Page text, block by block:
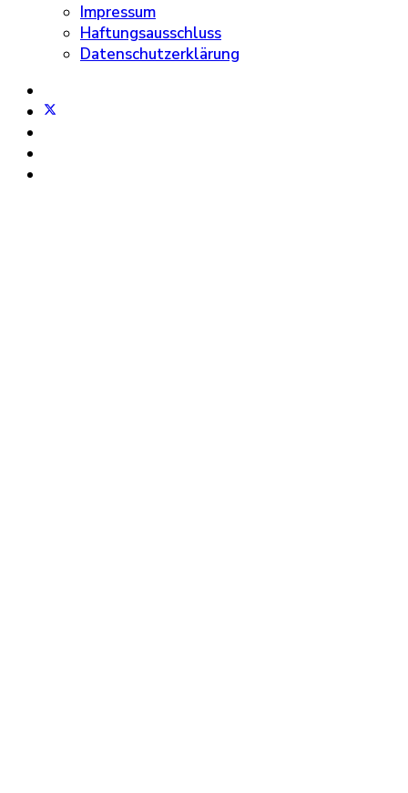
Impressum
Haftungsausschluss
Datenschutzerklärung